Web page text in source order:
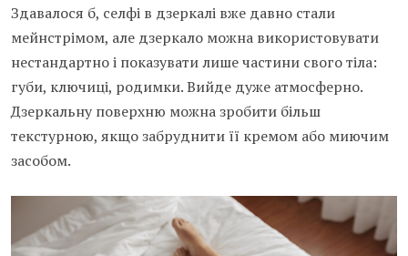
Здавалося б, селфі в дзеркалі вже давно стали
мейнстрімом, але дзеркало можна використовувати
нестандартно і показувати лише частини свого тіла:
губи, ключиці, родимки. Вийде дуже атмосферно.
Дзеркальну поверхню можна зробити більш
текстурною, якщо забруднити її кремом або миючим
засобом.